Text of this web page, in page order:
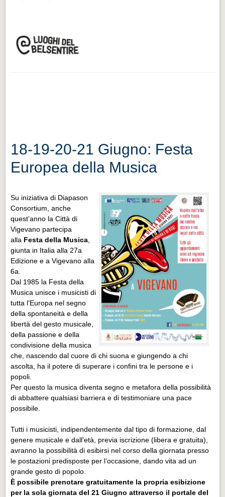
18-19-20-21 Giugno: Festa
Europea della Musica
Su iniziativa di Diapason
Consortium, anche
quest’anno la Città di
Vigevano partecipa
alla Festa della Musica
giunta in Italia alla 27a
Edizione e a Vigevano alla
6a.
Dal 1985 la Festa della
Musica unisce i musicisti di
tutta l’Europa nel segno
della spontaneità e della
libertà del gesto musicale,
della passione e della
condivisione della musica
che, nascendo dal cuore di chi suona e giungendo a chi
ascolta, ha il potere di superare i confini tra le persone e i
popoli.
Per questo la musica diventa segno e metafora della possibilità
di abbattere qualsiasi barriera e di testimoniare una pace
possibile.
Tutti i musicisti, indipendentemente dal tipo di formazione, dal
genere musicale e dall'età, previa iscrizione (libera e gratuita),
avranno la possibilità di esibirsi nel corso della giornata presso
le postazioni predisposte per l’occasione, dando vita ad un
grande gesto di popolo.
È possibile prenotare gratuitamente la propria esibizione
per la sola giornata del 21 Giugno attraverso il portale del